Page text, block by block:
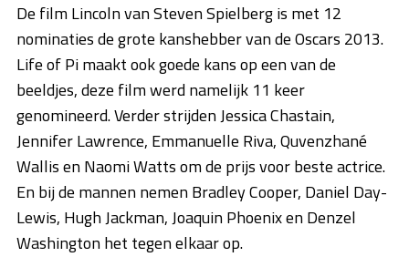
De film Lincoln van Steven Spielberg is met 12
nominaties de grote kanshebber van de Oscars 2013.
Life of Pi maakt ook goede kans op een van de
beeldjes, deze film werd namelijk 11 keer
genomineerd. Verder strijden Jessica Chastain,
Jennifer Lawrence, Emmanuelle Riva, Quvenzhané
Wallis en Naomi Watts om de prijs voor beste actrice.
En bij de mannen nemen Bradley Cooper, Daniel Day-
Lewis, Hugh Jackman, Joaquin Phoenix en Denzel
Washington het tegen elkaar op.